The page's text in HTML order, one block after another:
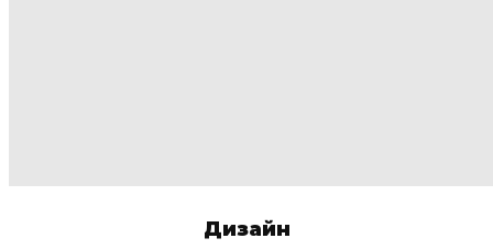
Дизайн